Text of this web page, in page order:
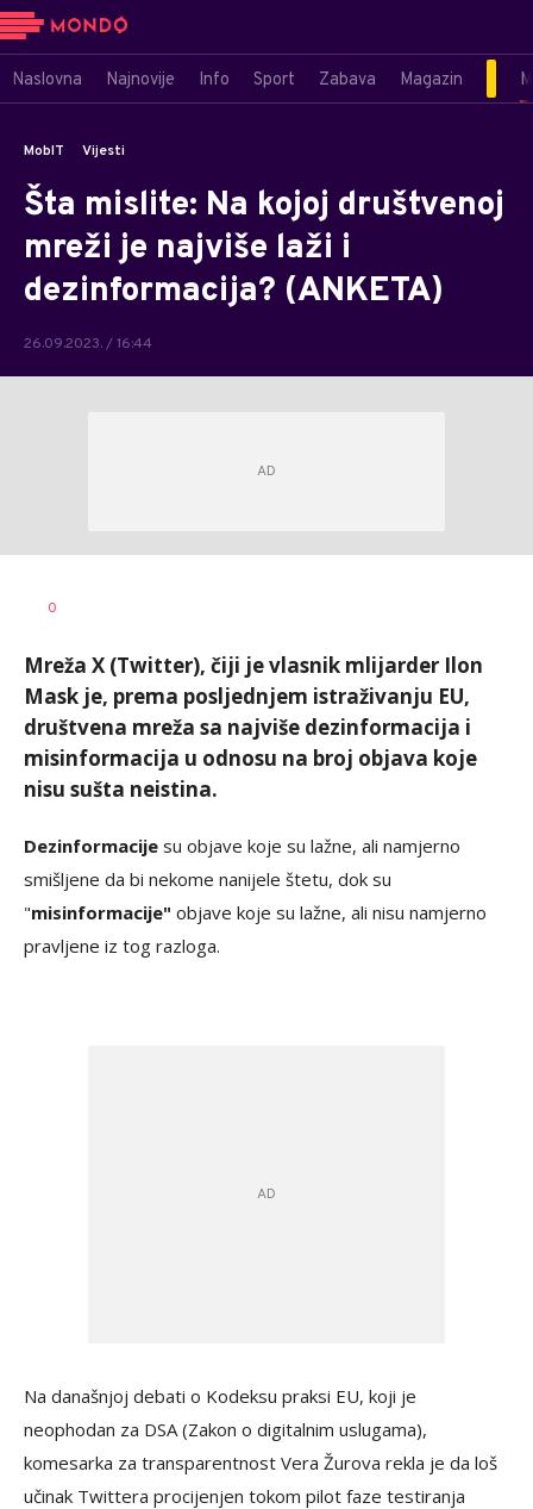
Naslovna Najnovije Info Sport Zabava Magazin
MobIT Vijesti
Šta mislite: Na kojoj društvenoj
mreži je najviše laži i
dezinformacija? (ANKETA)
26.09.2023. / 16:44
AUTOR
0
Mreža X (Twitter), čiji je vlasnik mlijarder Ilon
Mask je, prema posljednjem istraživanju EU,
društvena mreža sa najviše dezinformacija i
misinformacija u odnosu na broj objava koje
nisu sušta neistina.
Dezinformacije su objave koje su lažne, ali namjerno
smišljene da bi nekome nanijele štetu, dok su
"misinformacije" objave koje su lažne, ali nisu namjerno
pravljene iz tog razloga.
Na današnjoj debati o Kodeksu praksi EU, koji je
neophodan za DSA (Zakon o digitalnim uslugama),
komesarka za transparentnost Vera Žurova rekla je da loš
učinak Twittera procijenjen tokom pilot faze testiranja